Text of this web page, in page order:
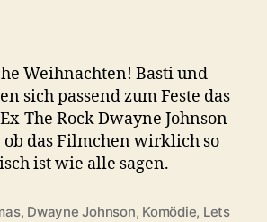
Weihnachten! Basti und
sich passend zum Feste das
The Rock Dwayne Johnson
ob das Filmchen wirklich so
ist wie alle sagen.
, Dwayne Johnson, Komödie, Lets